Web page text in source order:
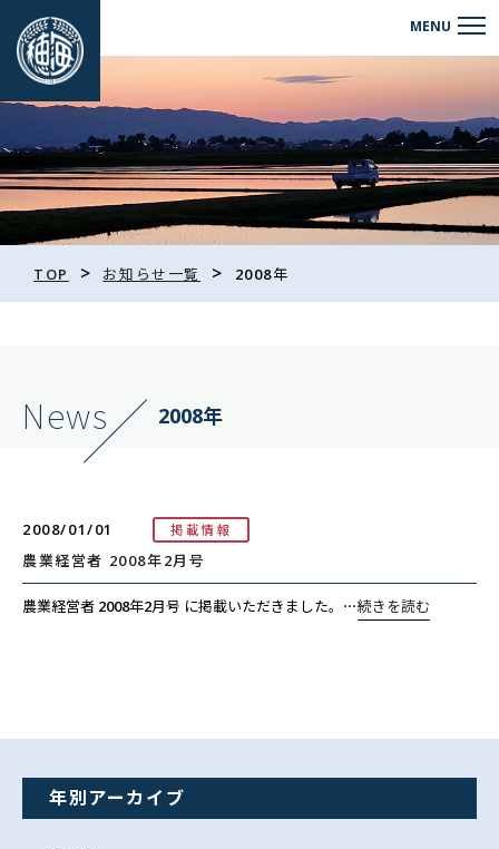
TOP > お知らせ一覧 > 2008年
News 2008年
2008/01/01 掲載情報
農業経営者 2008年2月号
農業経営者 2008年2月号 に掲載いただきました。 ⋯続きを読む
年別アーカイブ